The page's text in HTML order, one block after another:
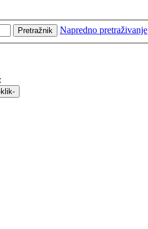
Pretražnik
Napredno pretraživanje